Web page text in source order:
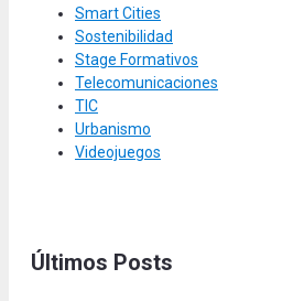
Smart Cities
Sostenibilidad
Stage Formativos
Telecomunicaciones
TIC
Urbanismo
Videojuegos
Últimos Posts